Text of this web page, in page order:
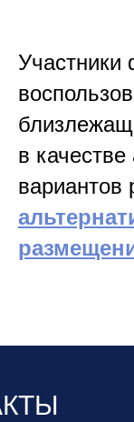
Участники
в
вариантов